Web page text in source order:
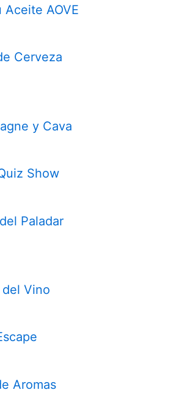
Aceite AOVE
Cerveza
y Cava
Show
Paladar
del Vino
Aromas